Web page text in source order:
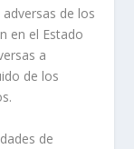
de los
en el Estado
a
de los
de